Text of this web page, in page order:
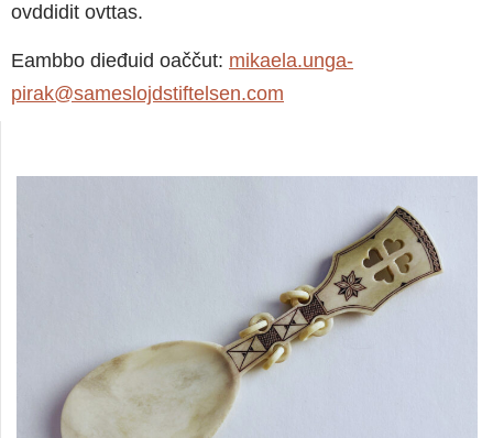
ovddidit ovttas.
Eambbo dieđuid oaččut: mikaela.unga-
pirak@sameslojdstiftelsen.com